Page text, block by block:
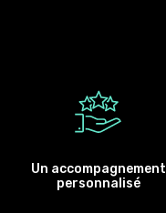
Un accompagnement
personnalisé